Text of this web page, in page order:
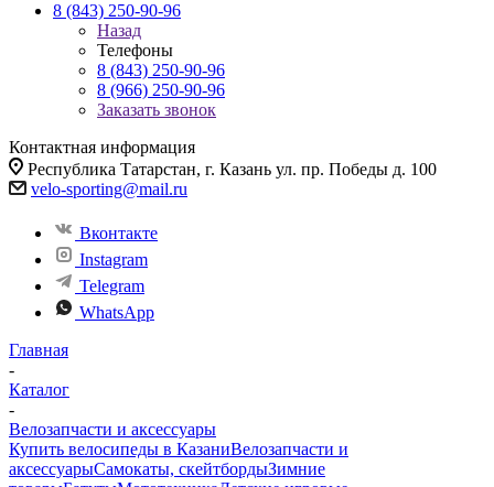
8 (843) 250-90-96
Назад
Телефоны
8 (843) 250-90-96
8 (966) 250-90-96
Заказать звонок
Контактная информация
Республика Татарстан, г. Казань ул. пр. Победы д. 100
velo-sporting@mail.ru
Вконтакте
Instagram
Telegram
WhatsApp
Главная
-
Каталог
-
Велозапчасти и аксессуары
Купить велосипеды в КазаниВелозапчасти и
аксессуарыСамокаты, скейтбордыЗимние